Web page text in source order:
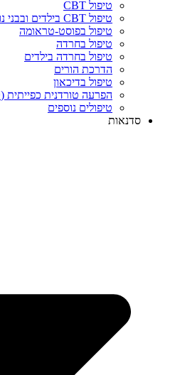
טיפול CBT
טיפול CBT בילדים ובבני נוער
טיפול בפוסט-טראומה
טיפול בחרדה
טיפול בחרדה בילדים
הדרכת הורים
טיפול בדיכאון
הפרעה טורדנית כפייתית (OCD)
טיפולים נוספים
סדנאות